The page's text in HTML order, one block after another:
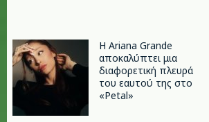
Η Ariana Grande
αποκαλύπτει μια
διαφορετική πλευρά
του εαυτού της στο
«Petal»